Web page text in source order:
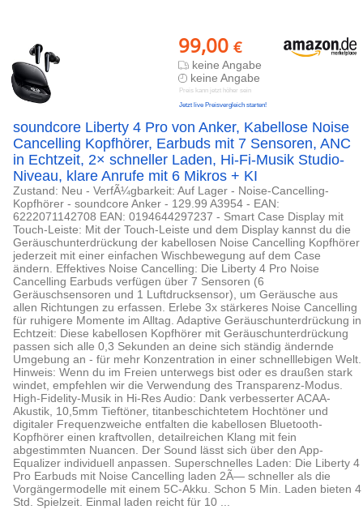
99,00 €
keine Angabe
keine Angabe
Preis kann jetzt höher sein
Jetzt live Preisvergleich starten!
soundcore Liberty 4 Pro von Anker, Kabellose Noise
Cancelling Kopfhörer, Earbuds mit 7 Sensoren, ANC
in Echtzeit, 2× schneller Laden, Hi-Fi-Musik Studio-
Niveau, klare Anrufe mit 6 Mikros + KI
Zustand: Neu - VerfÃ¼gbarkeit: Auf Lager - Noise-Cancelling-
Kopfhörer - soundcore Anker - 129.99 A3954 - EAN:
6222071142708 EAN: 0194644297237 - Smart Case Display mit
Touch-Leiste: Mit der Touch-Leiste und dem Display kannst du die
Geräuschunterdrückung der kabellosen Noise Cancelling Kopfhörer
jederzeit mit einer einfachen Wischbewegung auf dem Case
ändern. Effektives Noise Cancelling: Die Liberty 4 Pro Noise
Cancelling Earbuds verfügen über 7 Sensoren (6
Geräuschsensoren und 1 Luftdrucksensor), um Geräusche aus
allen Richtungen zu erfassen. Erlebe 3x stärkeres Noise Cancelling
für ruhigere Momente im Alltag. Adaptive Geräuschunterdrückung in
Echtzeit: Diese kabellosen Kopfhörer mit Geräuschunterdrückung
passen sich alle 0,3 Sekunden an deine sich ständig ändernde
Umgebung an - für mehr Konzentration in einer schnelllebigen Welt.
Hinweis: Wenn du im Freien unterwegs bist oder es draußen stark
windet, empfehlen wir die Verwendung des Transparenz-Modus.
High-Fidelity-Musik in Hi-Res Audio: Dank verbesserter ACAA-
Akustik, 10,5mm Tieftöner, titanbeschichtetem Hochtöner und
digitaler Frequenzweiche entfalten die kabellosen Bluetooth-
Kopfhörer einen kraftvollen, detailreichen Klang mit fein
abgestimmten Nuancen. Der Sound lässt sich über den App-
Equalizer individuell anpassen. Superschnelles Laden: Die Liberty 4
Pro Earbuds mit Noise Cancelling laden 2Ã— schneller als die
Vorgängermodelle mit einem 5C-Akku. Schon 5 Min. Laden bieten 4
Std. Spielzeit. Einmal laden reicht für 10 ...